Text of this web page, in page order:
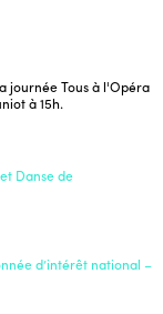
journée Tous à l'Opéra
à 15h.
Danse de
d’intérêt national –